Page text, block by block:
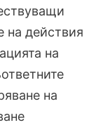
на действия
на
на